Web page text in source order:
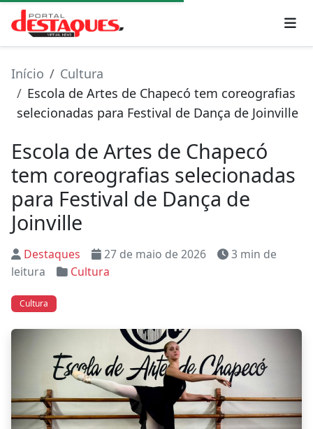
Início
Cultura
Escola de Artes de Chapecó tem coreografias
selecionadas para Festival de Dança de Joinville
Escola de Artes de Chapecó
tem coreografias selecionadas
para Festival de Dança de
Joinville
Destaques 27 de maio de 2026
3 min de
leitura
Cultura
Cultura